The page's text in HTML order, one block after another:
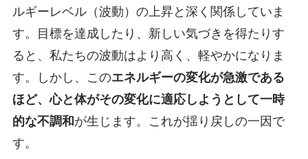
ルギーレベル（波動）の上昇と深く関係していま
す。目標を達成したり、新しい気づきを得たりす
ると、私たちの波動はより高く、軽やかになりま
す。しかし、このエネルギーの変化が急激である
ほど、心と体がその変化に適応しようとして一時
的な不調和 が生じます。これが揺り戻しの一因で
す。